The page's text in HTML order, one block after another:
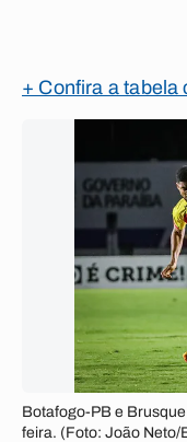
+ Confira a tabela
Botafogo-PB e
feira. (Foto: João Neto/